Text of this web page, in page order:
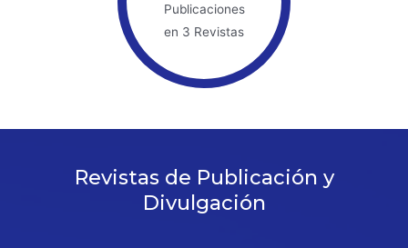
Publicaciones
en 3 Revistas
Revistas de Publicación y
Divulgación